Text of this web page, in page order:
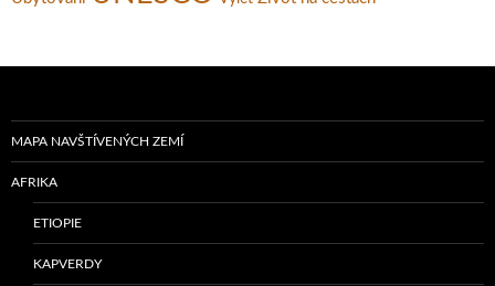
MAPA NAVŠTÍVENÝCH ZEMÍ
AFRIKA
ETIOPIE
KAPVERDY